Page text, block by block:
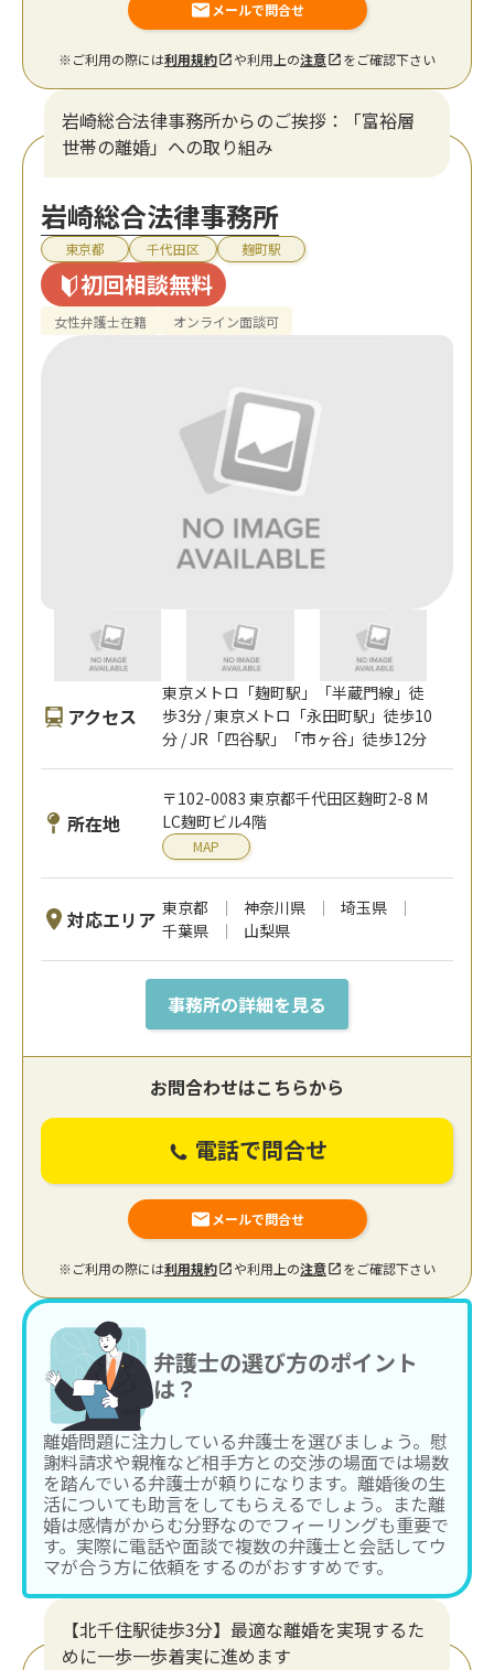
メールで問合せ
※ご利用の際には利用規約 や利用上の注意 をご確認下さい
岩崎総合法律事務所からのご挨拶：「富裕層
世帯の離婚」への取り組み
岩崎総合法律事務所
東京都 千代田区 麹町駅
初回相談無料
女性弁護士在籍 オンライン面談可
アクセス
東京メトロ「麹町駅」「半蔵門線」徒
歩3分 / 東京メトロ「永田町駅」徒歩10
分 / JR「四谷駅」「市ヶ谷」徒歩12分
所在地
〒102-0083 東京都千代田区麹町2-8 M
LC麹町ビル4階
MAP
対応エリア 東京都 神奈川県
埼玉県
千葉県
山梨県
事務所の詳細を見る
お問合わせはこちらから
電話で問合せ
メールで問合せ
※ご利用の際には利用規約 や利用上の注意 をご確認下さい
弁護士の選び方のポイント
は？
離婚問題に注力している弁護士を選びましょう。慰
謝料請求や親権など相手方との交渉の場面では場数
を踏んでいる弁護士が頼りになります。離婚後の生
活についても助言をしてもらえるでしょう。また離
婚は感情がからむ分野なのでフィーリングも重要で
す。実際に電話や面談で複数の弁護士と会話してウ
マが合う方に依頼をするのがおすすめです。
【北千住駅徒歩3分】最適な離婚を実現するた
めに一歩一歩着実に進めます